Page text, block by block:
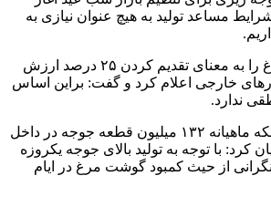
مساعد تولید به هیچ عنوان نیازی به
وی واردات گوشت مرغ را به معنای تقدیم کردن ۲۵ درصد ارزش
خارجی اعلام کرد و گفت: براین اساس
ندارد.
چهارآیین با اشاره به اینکه ماهیانه ۱۳۲ میلیون قطعه جوجه در داخل
کرد: با توجه به تولید بالای جوجه یکروزه
از حیث کمبود گوشت مرغ در ایام